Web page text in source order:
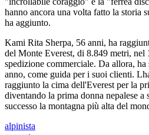
hanno ancora una volta fatto la storia
ha aggiunto.
Kami Rita Sherpa, 56 anni, ha
del Monte Everest, di 8.849 metri, nel
spedizione commerciale. Da allora, ha
anno, come guida per i suoi clienti.
raggiunto la cima dell'Everest per la
diventando la prima donna nepalese a
successo la montagna più alta del
alpinista